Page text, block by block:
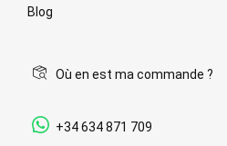
Blog
Où en est ma commande ?
+34 634 871 709